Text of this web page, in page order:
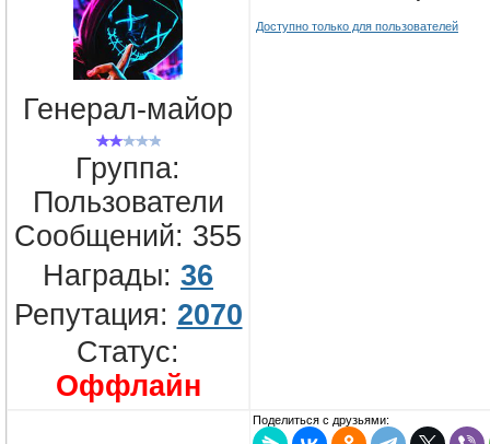
Генерал-майор
Группа:
Пользователи
Сообщений: 355
Награды: 36
Репутация: 2070
Статус:
Оффлайн
Доступно только для пользователей
Поделиться с друзьями: